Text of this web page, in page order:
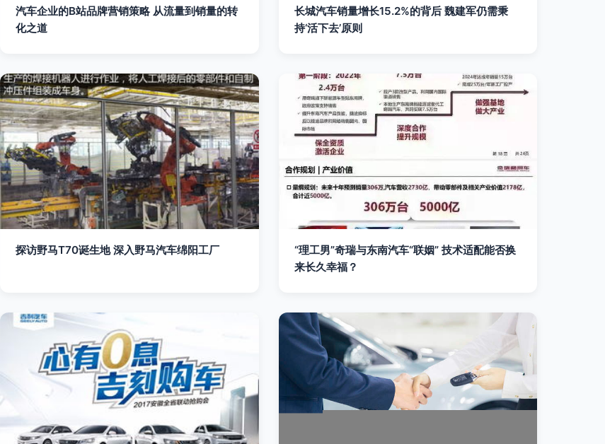
汽车企业的B站品牌营销策略 从流量到销量的转
化之道
长城汽车销量增长15.2%的背后 魏建军仍需秉
持‘活下去’原则
探访野马T70诞生地 深入野马汽车绵阳工厂
“理工男”奇瑞与东南汽车“联姻” 技术适配能否换
来长久幸福？